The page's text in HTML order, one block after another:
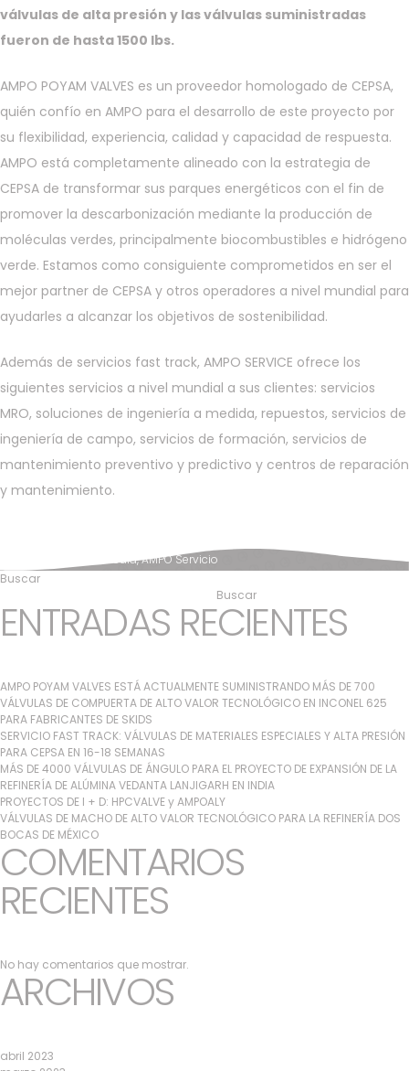
válvulas de alta presión y las válvulas suministradas
fueron de hasta 1500 lbs.
AMPO POYAM VALVES es un proveedor homologado de CEPSA,
quién confío en AMPO para el desarrollo de este proyecto por
su flexibilidad, experiencia, calidad y capacidad de respuesta.
AMPO está completamente alineado con la estrategia de
CEPSA de transformar sus parques energéticos con el fin de
promover la descarbonización mediante la producción de
moléculas verdes, principalmente biocombustibles e hidrógeno
verde. Estamos como consiguiente comprometidos en ser el
mejor partner de CEPSA y otros operadores a nivel mundial para
ayudarles a alcanzar los objetivos de sostenibilidad.
Además de servicios fast track, AMPO SERVICE ofrece los
siguientes servicios a nivel mundial a sus clientes: servicios
MRO, soluciones de ingeniería a medida, repuestos, servicios de
ingeniería de campo, servicios de formación, servicios de
mantenimiento preventivo y predictivo y centros de reparación
y mantenimiento.
News & Media,AMPO Servicio
Buscar
Buscar
ENTRADAS RECIENTES
AMPO POYAM VALVES ESTÁ ACTUALMENTE SUMINISTRANDO MÁS DE 700
VÁLVULAS DE COMPUERTA DE ALTO VALOR TECNOLÓGICO EN INCONEL 625
PARA FABRICANTES DE SKIDS
SERVICIO FAST TRACK: VÁLVULAS DE MATERIALES ESPECIALES Y ALTA PRESIÓN
PARA CEPSA EN 16-18 SEMANAS
MÁS DE 4000 VÁLVULAS DE ÁNGULO PARA EL PROYECTO DE EXPANSIÓN DE LA
REFINERÍA DE ALÚMINA VEDANTA LANJIGARH EN INDIA
PROYECTOS DE I + D: HPCVALVE y AMPOALY
VÁLVULAS DE MACHO DE ALTO VALOR TECNOLÓGICO PARA LA REFINERÍA DOS
BOCAS DE MÉXICO
COMENTARIOS
RECIENTES
No hay comentarios que mostrar.
ARCHIVOS
abril 2023